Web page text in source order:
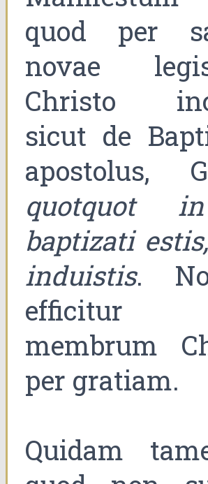
quod per
novae
Christo
sicut de
apostolus,
quotquot
baptizati
induistis.
efficitur
membrum
per gratiam.
Quidam